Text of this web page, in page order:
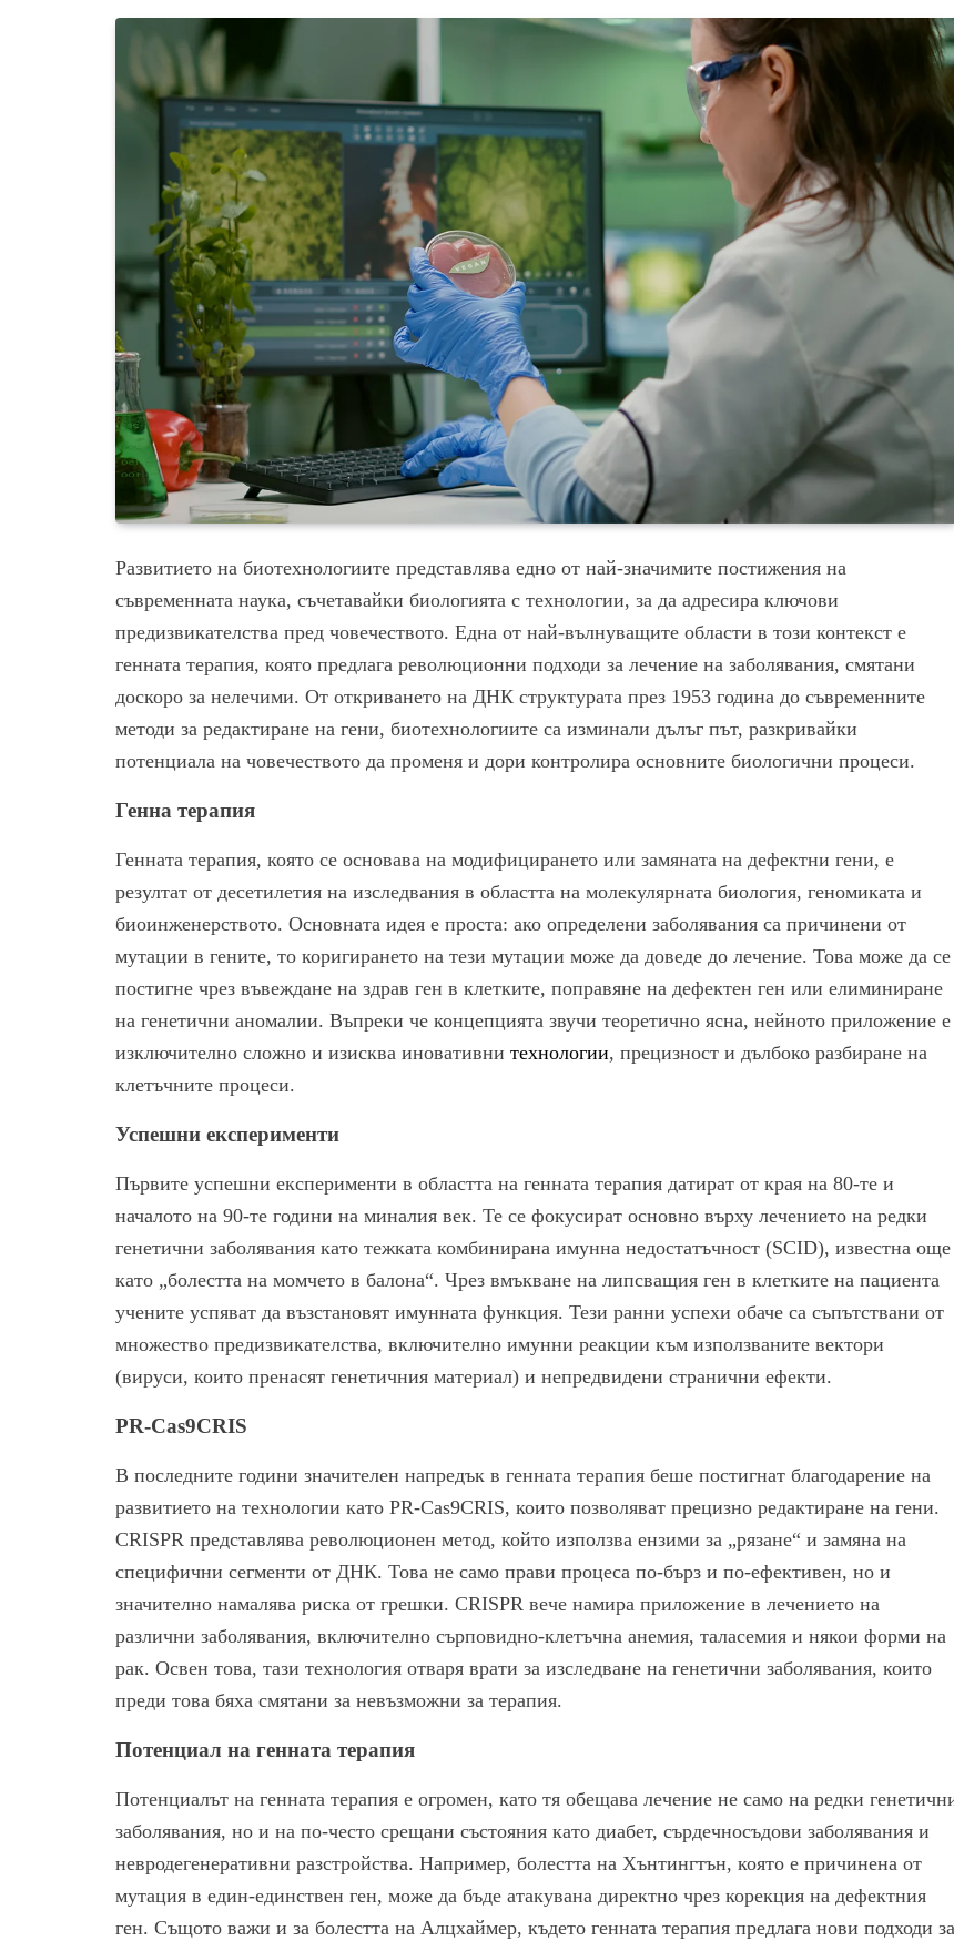
Развитието на биотехнологиите представлява едно от най-значимите постижения на
съвременната наука, съчетавайки биологията с технологии, за да адресира ключови
предизвикателства пред човечеството. Една от най-вълнуващите области в този контекст е
генната терапия, която предлага революционни подходи за лечение на заболявания, смятани
доскоро за нелечими. От откриването на ДНК структурата през 1953 година до съвременните
методи за редактиране на гени, биотехнологиите са изминали дълъг път, разкривайки
потенциала на човечеството да променя и дори контролира основните биологични процеси.
Генна терапия
Генната терапия, която се основава на модифицирането или замяната на дефектни гени, е
резултат от десетилетия на изследвания в областта на молекулярната биология, геномиката и
биоинженерството. Основната идея е проста: ако определени заболявания са причинени от
мутации в гените, то коригирането на тези мутации може да доведе до лечение. Това може да се
постигне чрез въвеждане на здрав ген в клетките, поправяне на дефектен ген или елиминиране
на генетични аномалии. Въпреки че концепцията звучи теоретично ясна, нейното приложение е
изключително сложно и изисква иновативни технологии, прецизност и дълбоко разбиране на
клетъчните процеси.
Успешни експерименти
Първите успешни експерименти в областта на генната терапия датират от края на 80-те и
началото на 90-те години на миналия век. Те се фокусират основно върху лечението на редки
генетични заболявания като тежката комбинирана имунна недостатъчност (SCID), известна още
като „болестта на момчето в балона“. Чрез вмъкване на липсващия ген в клетките на пациента
учените успяват да възстановят имунната функция. Тези ранни успехи обаче са съпътствани от
множество предизвикателства, включително имунни реакции към използваните вектори
(вируси, които пренасят генетичния материал) и непредвидени странични ефекти.
PR-Cas9CRIS
В последните години значителен напредък в генната терапия беше постигнат благодарение на
развитието на технологии като PR-Cas9CRIS, които позволяват прецизно редактиране на гени.
CRISPR представлява революционен метод, който използва ензими за „рязане“ и замяна на
специфични сегменти от ДНК. Това не само прави процеса по-бърз и по-ефективен, но и
значително намалява риска от грешки. CRISPR вече намира приложение в лечението на
различни заболявания, включително сърповидно-клетъчна анемия, таласемия и някои форми на
рак. Освен това, тази технология отваря врати за изследване на генетични заболявания, които
преди това бяха смятани за невъзможни за терапия.
Потенциал на генната терапия
Потенциалът на генната терапия е огромен, като тя обещава лечение не само на редки
заболявания, но и на по-често срещани състояния като диабет, сърдечносъдови заболявания и
невродегенеративни разстройства. Например, болестта на Хънтингтън, която е причинена от
мутация в един-единствен ген, може да бъде атакувана директно чрез корекция на дефектния
ген. Същото важи и за болестта на Алцхаймер, където генната терапия предлага нови подходи за